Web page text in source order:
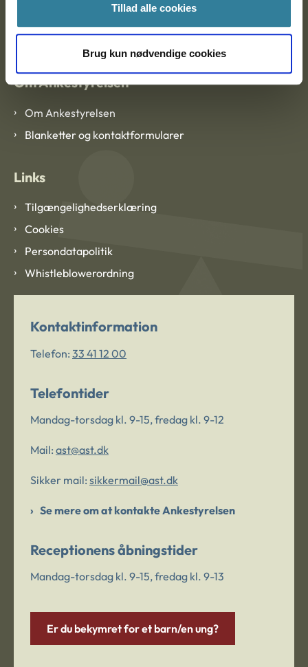
Tillad alle cookies
Brug kun nødvendige cookies
EAN: 57 98 000 35 48 21
CVR: 1007 4002
Om Ankestyrelsen
Om Ankestyrelsen
Blanketter og kontaktformularer
Links
Tilgængelighedserklæring
Cookies
Persondatapolitik
Whistleblowerordning
Kontaktinformation
Telefon: 33 41 12 00
Telefontider
Mandag-torsdag kl. 9-15, fredag kl. 9-12
Mail: ast@ast.dk
Sikker mail: sikkermail@ast.dk
Se mere om at kontakte Ankestyrelsen
Receptionens åbningstider
Mandag-torsdag kl. 9-15, fredag kl. 9-13
Er du bekymret for et barn/en ung?